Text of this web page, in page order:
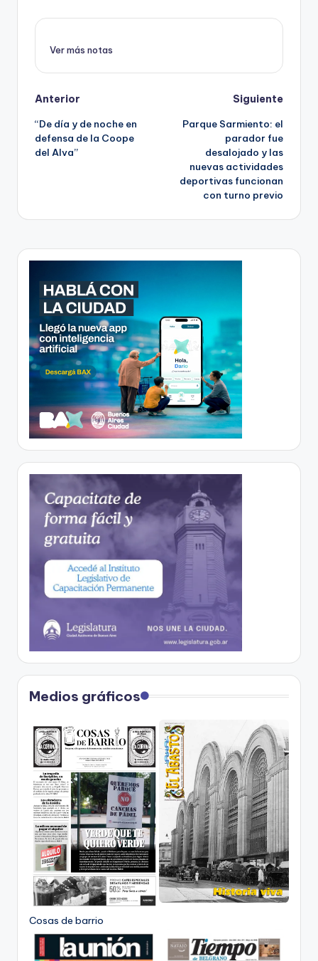
Ver más notas
Post
navigation
Anterior
“De día y de noche en
defensa de la Coope
del Alva”
Siguiente
Parque Sarmiento: el
parador fue
desalojado y las
nuevas actividades
deportivas funcionan
con turno previo
Medios gráficos
Cosas de barrio